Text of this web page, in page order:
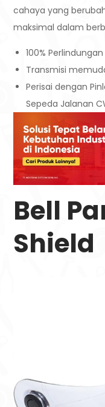
cahaya yang
maksimal dalam
100% Perlindungan
Transmisi
Perisai dengan
Sepeda Jalanan
Bell
Shield